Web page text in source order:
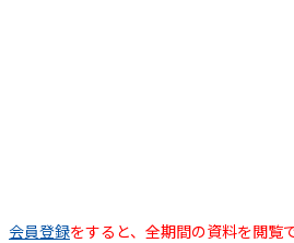
会員登録をすると、全期間の資料を閲覧